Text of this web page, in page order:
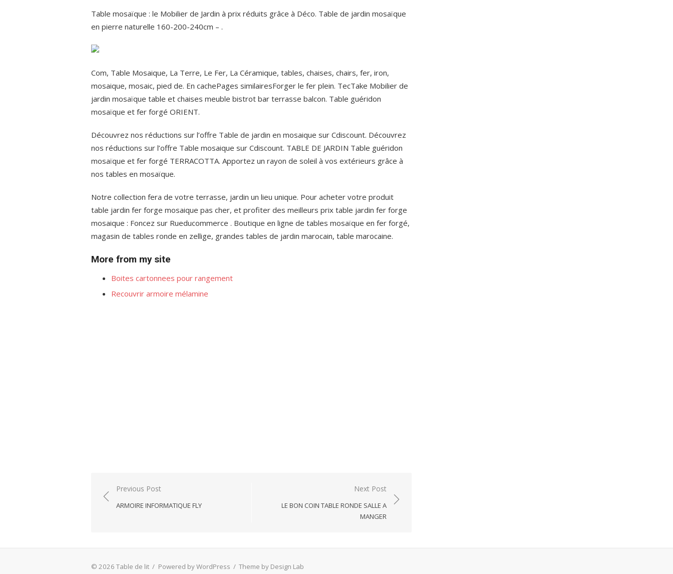
Table mosaïque : le Mobilier de Jardin à prix réduits grâce à Déco. Table de jardin mosaïque
en pierre naturelle 160-200-240cm – .
Com, Table Mosaique, La Terre, Le Fer, La Céramique, tables, chaises, chairs, fer, iron,
mosaique, mosaic, pied de. En cachePages similairesForger le fer plein. TecTake Mobilier de
jardin mosaïque table et chaises meuble bistrot bar terrasse balcon. Table guéridon
mosaïque et fer forgé ORIENT.
Découvrez nos réductions sur l’offre Table de jardin en mosaique sur Cdiscount. Découvrez
nos réductions sur l’offre Table mosaique sur Cdiscount. TABLE DE JARDIN Table guéridon
mosaïque et fer forgé TERRACOTTA. Apportez un rayon de soleil à vos extérieurs grâce à
nos tables en mosaïque.
Notre collection fera de votre terrasse, jardin un lieu unique. Pour acheter votre produit
table jardin fer forge mosaique pas cher, et profiter des meilleurs prix table jardin fer forge
mosaique : Foncez sur Rueducommerce . Boutique en ligne de tables mosaïque en fer forgé,
magasin de tables ronde en zellige, grandes tables de jardin marocain, table marocaine.
More from my site
Boites cartonnees pour rangement
Recouvrir armoire mélamine
Post
navigation
Previous Post
ARMOIRE INFORMATIQUE FLY
Next Post
LE BON COIN TABLE RONDE SALLE A
MANGER
© 2026 Table de lit / Powered by WordPress / Theme by Design Lab